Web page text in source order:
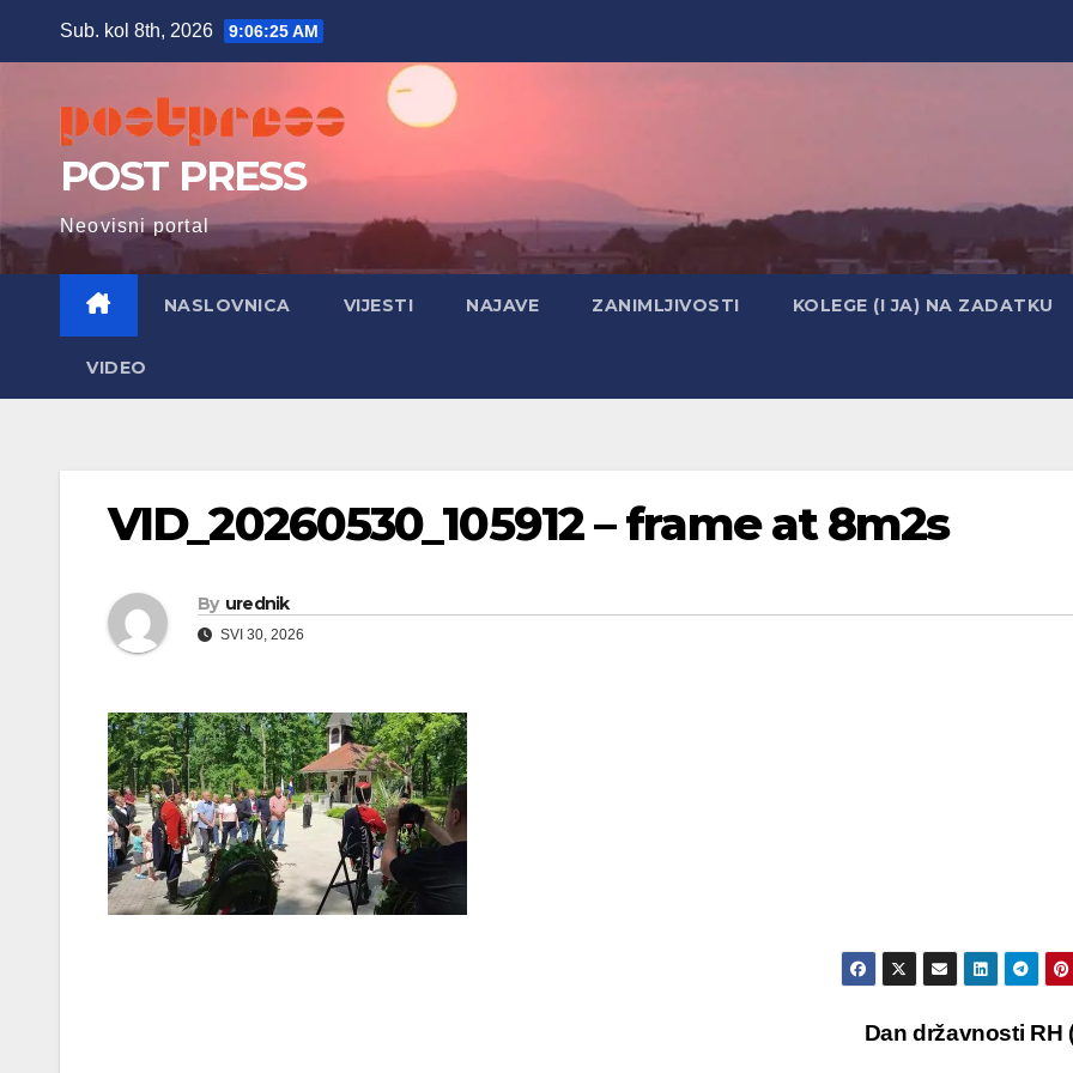
Sub. kol 8th, 2026 9:06:26 AM
POST PRESS
Neovisni portal
NASLOVNICA VIJESTI NAJAVE ZANIMLJIVOSTI KOLEGE (I JA) NA ZADATKU
VIDEO
VID_20260530_105912 – frame at 8m2s
By urednik
SVI 30, 2026
Dan državnosti RH